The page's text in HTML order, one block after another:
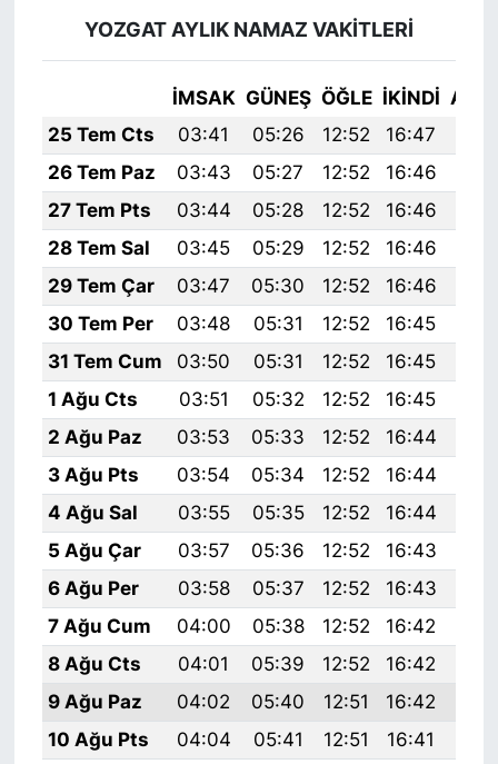
YOZGAT AYLIK NAMAZ VAKITLERI
İMSAK GÜNEŞ ÖĞLE İKINDI
25 Tem Cts
03:41 05:26 12:52 16:47
26 Tem Paz
03:43 05:27 12:52 16:46
27 Tem Pts
03:44 05:28 12:52 16:46
28 Tem Sal
03:45 05:29 12:52 16:46
29 Tem Çar
03:47 05:30 12:52 16:46
30 Tem Per
03:48 05:31 12:52 16:45
31 Tem Cum
03:50 05:31 12:52 16:45
1 Ağu Cts
03:51 05:32 12:52 16:45
2 Ağu Paz
03:53 05:33 12:52 16:44
3 Ağu Pts
03:54 05:34 12:52 16:44
4 Ağu Sal
03:55 05:35 12:52 16:44
5 Ağu Çar
03:57 05:36 12:52 16:43
6 Ağu Per
03:58 05:37 12:52 16:43
7 Ağu Cum
04:00 05:38 12:52 16:42
8 Ağu Cts
04:01 05:39 12:52 16:42
9 Ağu Paz
04:02 05:40 12:51 16:42
10 Ağu Pts
04:04 05:41 12:51 16:41